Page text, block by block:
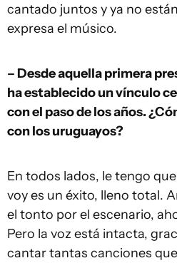
cantado juntos y ya no
expresa el músico.
– Desde aquella primera
ha establecido un vínculo
con el paso de los años.
con los uruguayos?
En todos lados, le tengo
voy es un éxito, lleno total.
el tonto por el escenario,
Pero la voz está intacta,
cantar tantas canciones